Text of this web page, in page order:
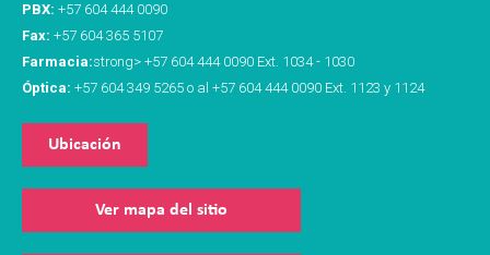
PBX: +57 604 444 0090
Fax: +57 604 365 5107
Farmacia:strong> +57 604 444 0090 Ext. 1034 - 1030
Óptica: +57 604 349 5265 o al +57 604 444 0090 Ext. 1123 y 1124
Ubicación
Ver mapa del sitio